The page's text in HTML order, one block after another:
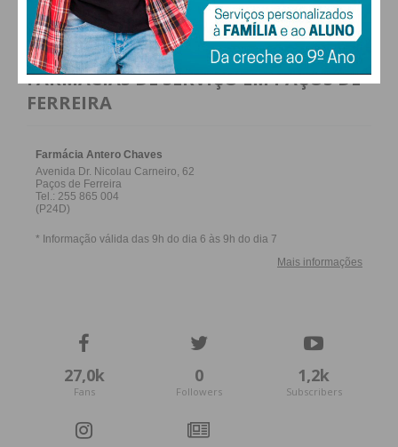
atualizada.
FARMACIAS DE SERVIÇO EM PAÇOS DE
FERREIRA
27,0k
Fans
0
Followers
1,2k
Subscribers